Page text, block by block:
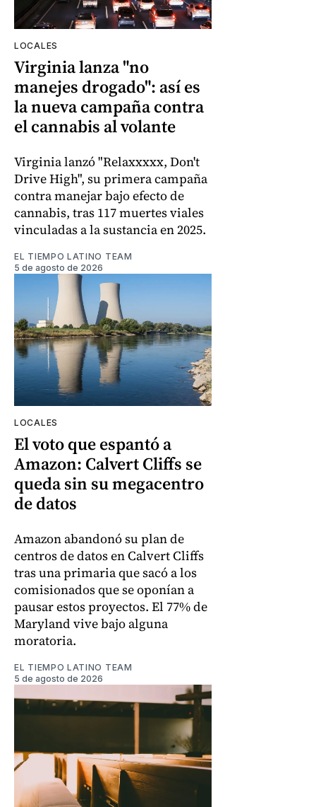
LOCALES
Virginia lanza "no
manejes drogado": así es
la nueva campaña contra
el cannabis al volante
Virginia lanzó "Relaxxxxx, Don't
Drive High", su primera campaña
contra manejar bajo efecto de
cannabis, tras 117 muertes viales
vinculadas a la sustancia en 2025.
EL TIEMPO LATINO TEAM
5 de agosto de 2026
LOCALES
El voto que espantó a
Amazon: Calvert Cliffs se
queda sin su megacentro
de datos
Amazon abandonó su plan de
centros de datos en Calvert Cliffs
tras una primaria que sacó a los
comisionados que se oponían a
pausar estos proyectos. El 77% de
Maryland vive bajo alguna
moratoria.
EL TIEMPO LATINO TEAM
5 de agosto de 2026